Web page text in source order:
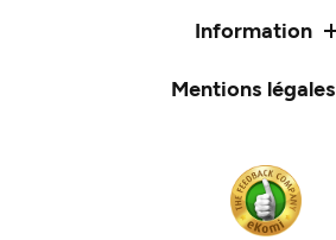
Information
Mentions légales